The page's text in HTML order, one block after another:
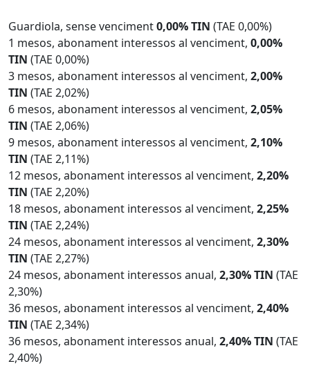
Guardiola, sense venciment0,00% TIN (TAE 0,00%)
1 mesos, abonament interessos al venciment, 0,00%
TIN (TAE 0,00%)
3 mesos, abonament interessos al venciment, 2,00%
TIN (TAE 2,02%)
6 mesos, abonament interessos al venciment, 2,05%
TIN (TAE 2,06%)
9 mesos, abonament interessos al venciment, 2,10%
TIN (TAE 2,11%)
12 mesos, abonament interessos al venciment, 2,20%
TIN (TAE 2,20%)
18 mesos, abonament interessos al venciment, 2,25%
TIN (TAE 2,24%)
24 mesos, abonament interessos al venciment, 2,30%
TIN (TAE 2,27%)
24 mesos, abonament interessos anual, 2,30% TIN (TAE
2,30%)
36 mesos, abonament interessos al venciment, 2,40%
TIN (TAE 2,34%)
36 mesos, abonament interessos anual, 2,40% TIN (TAE
2,40%)